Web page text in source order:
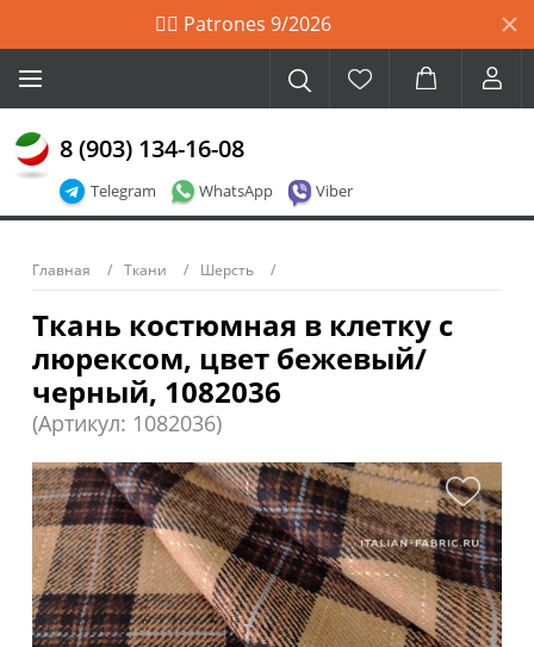
🙋‍♀️ Patrones 9/2026
Telegram WhatsApp Viber
8 (903) 134-16-08
Главная Ткани Шерсть
Ткань костюмная в клетку с
люрексом, цвет бежевый/
черный, 1082036
(Артикул: 1082036)